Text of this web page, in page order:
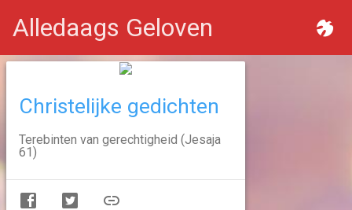
Alledaags Geloven
Christelijke gedichten
Terebinten van gerechtigheid (Jesaja
61)